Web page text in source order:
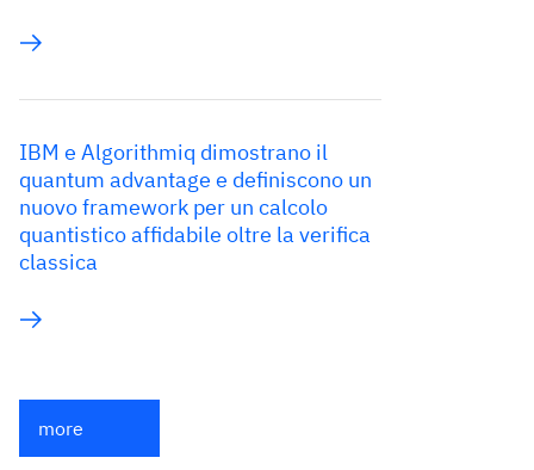
IBM e Algorithmiq dimostrano il
quantum advantage e definiscono un
nuovo framework per un calcolo
quantistico affidabile oltre la verifica
classica
more